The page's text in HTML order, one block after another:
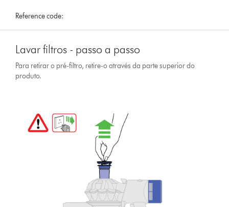
Reference code:
Lavar filtros - passo a passo
Para retirar o pré-filtro, retire-o através da parte superior do
produto.